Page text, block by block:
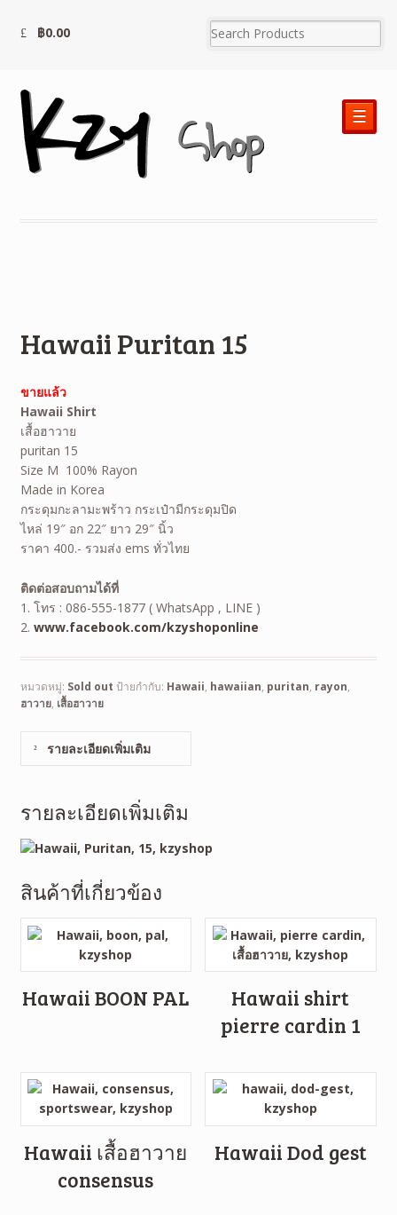
฿0.00
☰
Hawaii Puritan 15
ขายแล้ว
Hawaii Shirt
เสื้อฮาวาย
puritan 15
Size M 100% Rayon
Made in Korea
กระดุมกะลามะพร้าว กระเป๋ามีกระดุมปิด
ไหล่ 19″ อก 22″ ยาว 29″ นิ้ว
ราคา 400.- รวมส่ง ems ทั่วไทย
ติดต่อสอบถามได้ที่
1. โทร : 086-555-1877 ( WhatsApp , LINE )
2. www.facebook.com/kzyshoponline
หมวดหมู่: Sold out ป้ายกำกับ: Hawaii, hawaiian, puritan, rayon,
ฮาวาย, เสื้อฮาวาย
รายละเอียดเพิ่มเติม
รายละเอียดเพิ่มเติม
สินค้าที่เกี่ยวข้อง
Hawaii BOON PAL
Hawaii shirt
pierre cardin 1
Hawaii เสื้อฮาวาย
consensus
Hawaii Dod gest